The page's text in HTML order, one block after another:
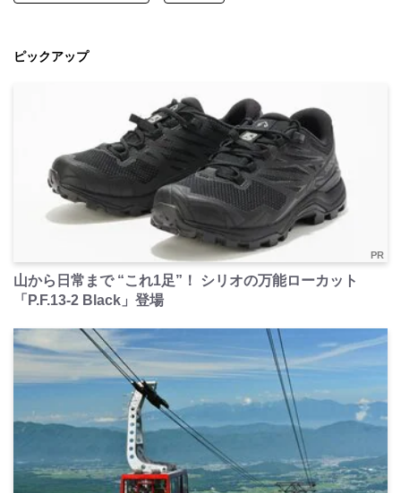
ピックアップ
PR
山から日常まで “これ1足”！ シリオの万能ローカット
「P.F.13-2 Black」登場